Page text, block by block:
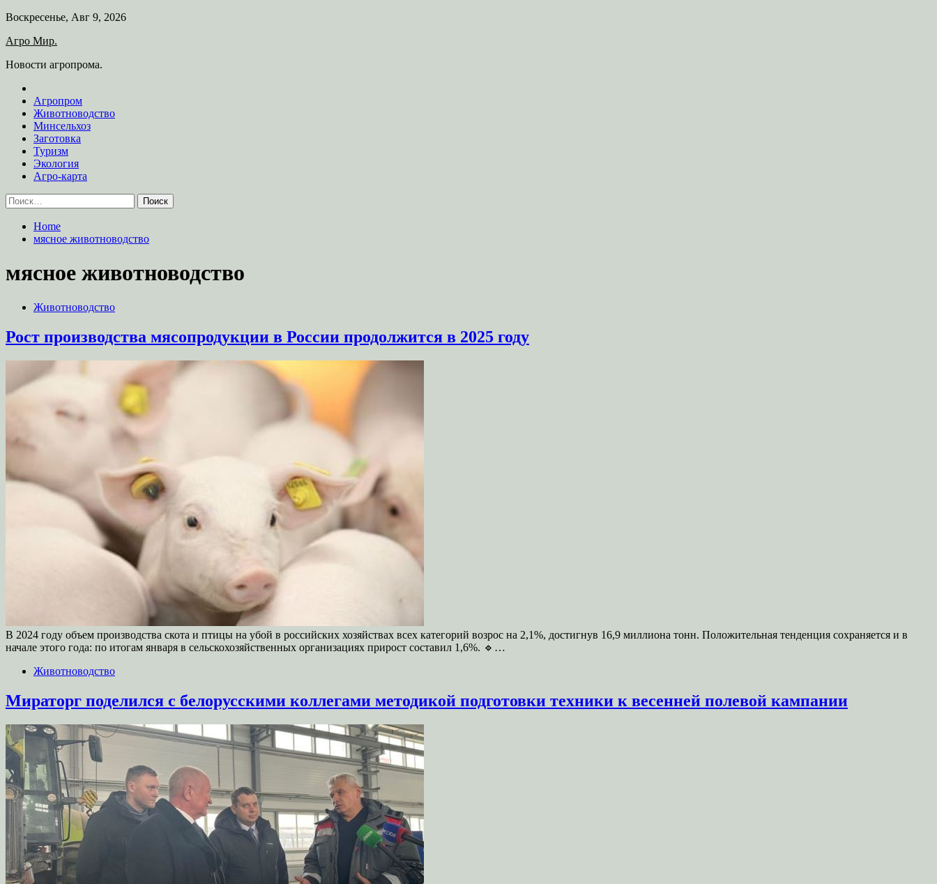
Skip
content
Воскресенье, Авг 9, 2026
Агро Мир.
Новости агропрома.
Агропром
Животноводство
Минсельхоз
Заготовка
Туризм
Экология
Агро-карта
Найти:
Home
мясное животноводство
мясное животноводство
Животноводство
Рост производства мясопродукции в России продолжится в 2025 году
В 2024 году объем производства скота и птицы на убой в российских хозяйствах всех категорий возрос на 2,1%, достигнув 16,9 миллиона тонн. Положительная тенденция сохраняется и в
начале этого года: по итогам января в сельскохозяйственных организациях прирост составил 1,6%. 🔹…
Животноводство
Мираторг поделился с белорусскими коллегами методикой подготовки техники к весенней полевой кампании